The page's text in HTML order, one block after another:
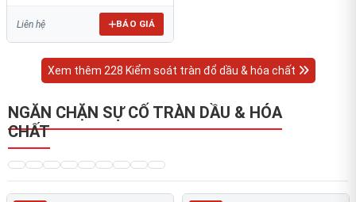
Liên hệ BÁO GIÁ
Xem thêm 228 Kiểm soát tràn đổ dầu & hóa chất
NGĂN CHẶN SỰ CỐ TRÀN DẦU & HÓA
CHẤT